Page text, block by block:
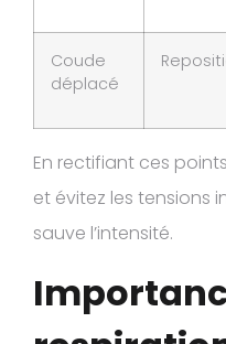
Coude
déplacé
En rectifiant ces
et évitez les tensions
sauve l’intensité.